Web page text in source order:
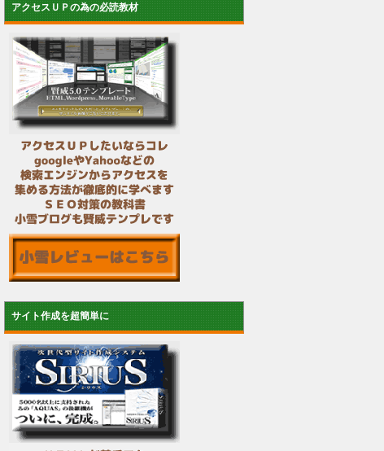
アクセスＵＰの為の必読教材
サイト作成を超簡単に